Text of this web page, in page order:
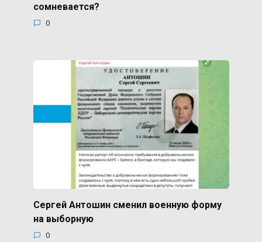
сомневается?
0
Сергей Антошин сменил военную форму
на выборную
0